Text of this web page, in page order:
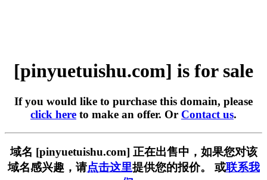
[pinyuetuishu.com] is for sale
If you would like to purchase this domain, please
click here to make an offer. Or Contact us.
域名 [pinyuetuishu.com] 正在出售中，如果您对该
域名感兴趣，请点击这里提供您的报价。 或联系我